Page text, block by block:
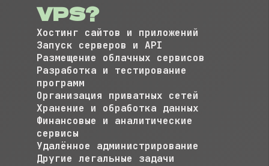
VPS?
Хостинг сайтов и приложений
Запуск серверов и API
Размещение облачных сервисов
Разработка и тестирование
программ
Организация приватных сетей
Хранение и обработка данных
Финансовые и аналитические
сервисы
Удалённое администрирование
Другие легальные задачи